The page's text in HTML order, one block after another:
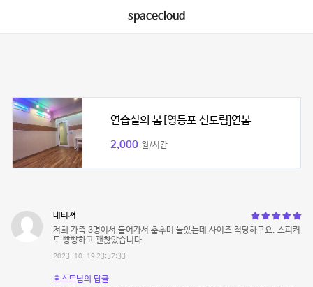
spacecloud
연습실의 봄[영등포 신도림]연봄
2,000 원/시간
네티져
저희 가족 3명이서 들어가서 춤추며 놀았는데 사이즈 적당하구요. 스피커
도 빵빵하고 괜찮았습니다.
2023-10-19 23:37:33
호스트님의 답글